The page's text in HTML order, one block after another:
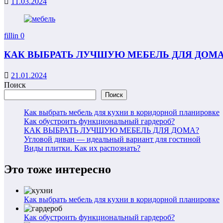
fillin 0
КАК ВЫБРАТЬ ЛУЧШУЮ МЕБЕЛЬ ДЛЯ
21.01.2024
Поиск
Поиск
Как выбрать мебель для кухни в коридорной планировке
Как обустроить функциональный гардероб?
КАК ВЫБРАТЬ ЛУЧШУЮ МЕБЕЛЬ ДЛЯ ДОМА?
Угловой диван — идеальный вариант для гостиной
Виды плитки. Как их распознать?
Это тоже интересно
Как выбрать мебель для кухни в коридорной планировке
Как обустроить функциональный гардероб?